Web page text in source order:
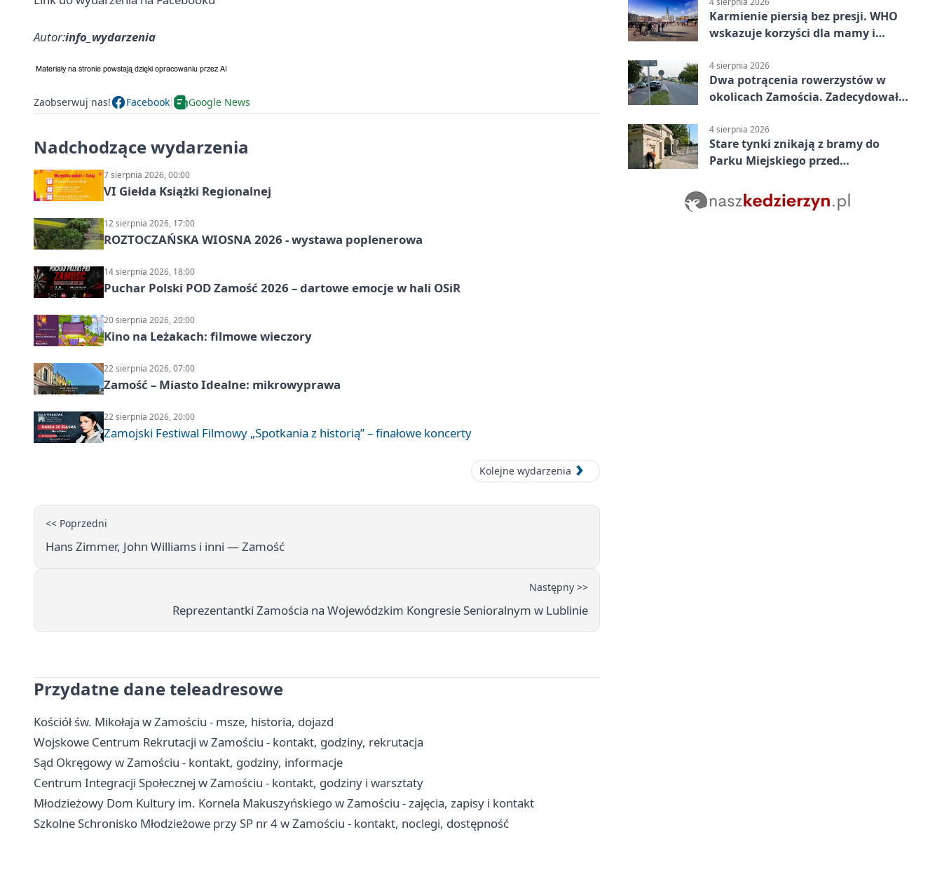
Autor:info_wydarzenia
Zaobserwuj nas! Facebook Google News
Nadchodzące wydarzenia
7 sierpnia 2026, 00:00
VI Giełda Książki Regionalnej
12 sierpnia 2026, 17:00
ROZTOCZAŃSKA WIOSNA 2026 - wystawa poplenerowa
14 sierpnia 2026, 18:00
Puchar Polski POD Zamość 2026 – dartowe emocje w hali OSiR
20 sierpnia 2026, 20:00
Kino na Leżakach: filmowe wieczory
22 sierpnia 2026, 07:00
Zamość – Miasto Idealne: mikrowyprawa
22 sierpnia 2026, 20:00
Zamojski Festiwal Filmowy „Spotkania z historią” – finałowe koncerty
Kolejne wydarzenia
<< Poprzedni
Hans Zimmer, John Williams i inni — Zamość
Następny >>
Reprezentantki Zamościa na Wojewódzkim Kongresie Senioralnym w Lublinie
Przydatne dane teleadresowe
Kościół św. Mikołaja w Zamościu - msze, historia, dojazd
Wojskowe Centrum Rekrutacji w Zamościu - kontakt, godziny, rekrutacja
Sąd Okręgowy w Zamościu - kontakt, godziny, informacje
Centrum Integracji Społecznej w Zamościu - kontakt, godziny i warsztaty
Młodzieżowy Dom Kultury im. Kornela Makuszyńskiego w Zamościu - zajęcia, zapisy i kontakt
Szkolne Schronisko Młodzieżowe przy SP nr 4 w Zamościu - kontakt, noclegi, dostępność
Karmienie piersią bez presji. WHO
wskazuje korzyści dla mamy i
4 sierpnia 2026
Dwa potrącenia rowerzystów w
okolicach Zamościa. Zadecydowało
4 sierpnia 2026
Stare tynki znikają z bramy do
Parku Miejskiego przed